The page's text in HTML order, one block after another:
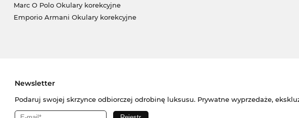
Marc O Polo Okulary korekcyjne
Emporio Armani Okulary korekcyjne
Newsletter
Podaruj swojej skrzynce odbiorczej odrobinę luksusu. Prywatne wyprzedaże,